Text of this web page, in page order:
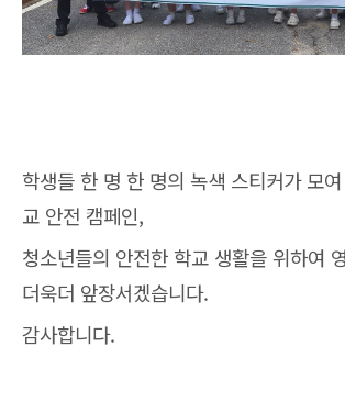
학생들 한 명 한 명의 녹색 스티커가 모
교 안전 캠페인,
청소년들의 안전한 학교 생활을 위하여
더욱더 앞장서겠습니다.
감사합니다.